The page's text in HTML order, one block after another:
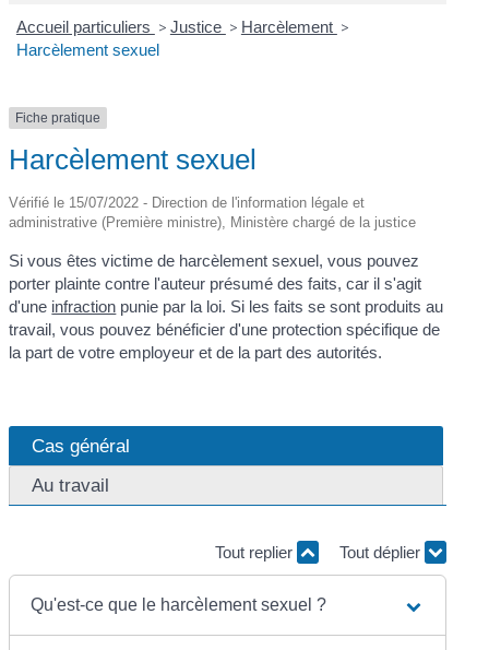
Accueil particuliers > Justice > Harcèlement >
Harcèlement sexuel
Fiche pratique
Harcèlement sexuel
Vérifié le 15/07/2022 - Direction de l'information légale et
administrative (Première ministre), Ministère chargé de la justice
Si vous êtes victime de harcèlement sexuel, vous pouvez
porter plainte contre l'auteur présumé des faits, car il s'agit
d'une infraction punie par la loi. Si les faits se sont produits au
travail, vous pouvez bénéficier d'une protection spécifique de
la part de votre employeur et de la part des autorités.
Cas général
Au travail
Tout replier Tout déplier
Qu'est-ce que le harcèlement sexuel ?